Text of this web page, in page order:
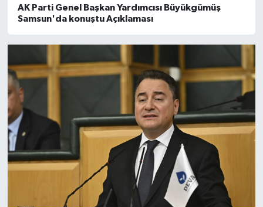
AK Parti Genel Başkan Yardımcısı Büyükgümüş
Samsun'da konuştu Açıklaması